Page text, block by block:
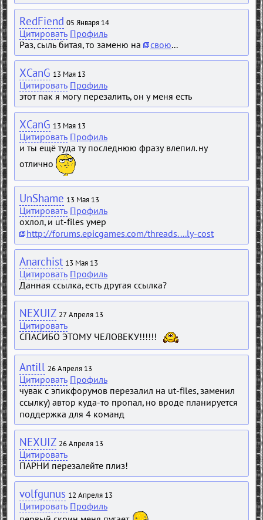
RedFiend 05 Января 14
Цитировать Профиль
Раз, сыль битая, то заменю на
свою...
XCanG 13 Мая 13
Цитировать Профиль
этот пак я могу перезалить, он у меня есть
XCanG 13 Мая 13
Цитировать Профиль
и ты ещё туда ту последнюю фразу влепил. ну
отлично
UnShame 13 Мая 13
Цитировать Профиль
охлол, и ut-files умер
http://forums.epicgames.com/threads....ly-cost
Anarchist 13 Мая 13
Цитировать Профиль
Данная ссылка, есть другая ссылка?
NEXUIZ 27 Апреля 13
Цитировать
СПАСИБО ЭТОМУ ЧЕЛОВЕКУ!!!!!!
Antill 26 Апреля 13
Цитировать Профиль
чувак с эпикфорумов перезалил на ut-files, заменил
ссылку) автор куда-то пропал, но вроде планируется
поддержка для 4 команд
NEXUIZ 26 Апреля 13
Цитировать
ПАРНИ перезалейте плиз!
volfgunus 12 Апреля 13
Цитировать Профиль